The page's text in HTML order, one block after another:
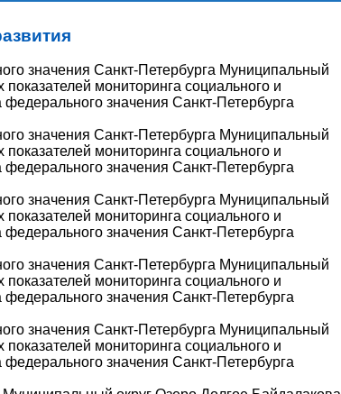
значения Санкт-Петербурга Муниципальный
мониторинга социального и
федерального значения Санкт-Петербурга
значения Санкт-Петербурга Муниципальный
мониторинга социального и
федерального значения Санкт-Петербурга
значения Санкт-Петербурга Муниципальный
мониторинга социального и
федерального значения Санкт-Петербурга
значения Санкт-Петербурга Муниципальный
мониторинга социального и
федерального значения Санкт-Петербурга
значения Санкт-Петербурга Муниципальный
мониторинга социального и
федерального значения Санкт-Петербурга